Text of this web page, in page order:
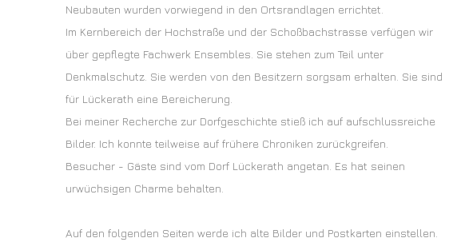
Neubauten wurden vorwiegend in den Ortsrandlagen errichtet.
Im Kernbereich der Hochstraße und der Schoßbachstrasse verfügen wir
über gepflegte Fachwerk Ensembles. Sie stehen zum Teil unter
Denkmalschutz. Sie werden von den Besitzern sorgsam erhalten. Sie sind
für Lückerath eine Bereicherung.
Bei meiner Recherche zur Dorfgeschichte stieß ich auf aufschlussreiche
Bilder. Ich konnte teilweise auf frühere Chroniken zurückgreifen.
Besucher - Gäste sind vom Dorf Lückerath angetan. Es hat seinen
urwüchsigen Charme behalten.
Auf den folgenden Seiten werde ich alte Bilder und Postkarten einstellen.